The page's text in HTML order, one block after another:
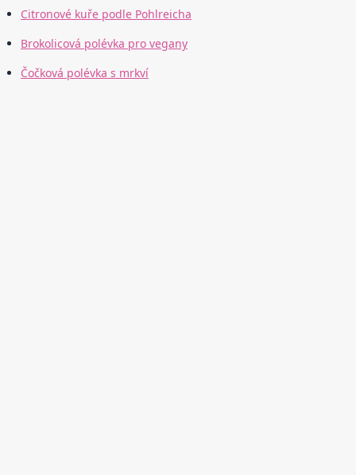
Citronové kuře podle Pohlreicha
Brokolicová polévka pro vegany
Čočková polévka s mrkví